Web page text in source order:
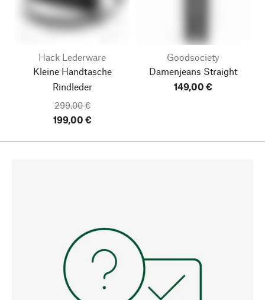
Hack Lederware
Kleine Handtasche
Rindleder
299,00 €
199,00 €
Goodsociety
Damenjeans Straight
149,00 €